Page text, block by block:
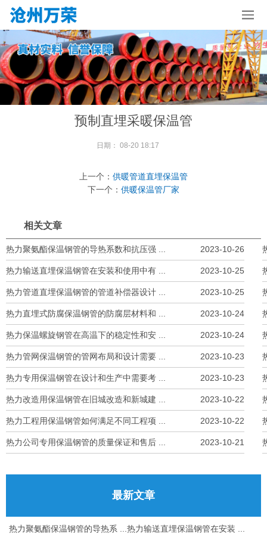
预制直埋采暖保温管
日期： 08-20 18:17
上一个： 供暖管道直埋保温管
下一个： 供暖保温管厂家
相关文章
热力聚氨酯保温钢管的导热系数和抗压强 ... 2023-10-26
热力输送直埋保温钢管在安装和使用中有 ... 2023-10-25
热力管道直埋保温钢管的管道补偿器设计 ... 2023-10-25
热力直埋式防腐保温钢管的防腐层材料和 ... 2023-10-24
热力保温螺旋钢管在高温下的稳定性和安 ... 2023-10-24
热力管网保温钢管的管网布局和设计需要 ... 2023-10-23
热力专用保温钢管在设计和生产中需要考 ... 2023-10-23
热力改造用保温钢管在旧城改造和新城建 ... 2023-10-22
热力工程用保温钢管如何满足不同工程项 ... 2023-10-22
热力公司专用保温钢管的质量保证和售后 ... 2023-10-21
最新文章
热力聚氨酯保温钢管的导热系 ... 热力输送直埋保温钢管在安装 ...